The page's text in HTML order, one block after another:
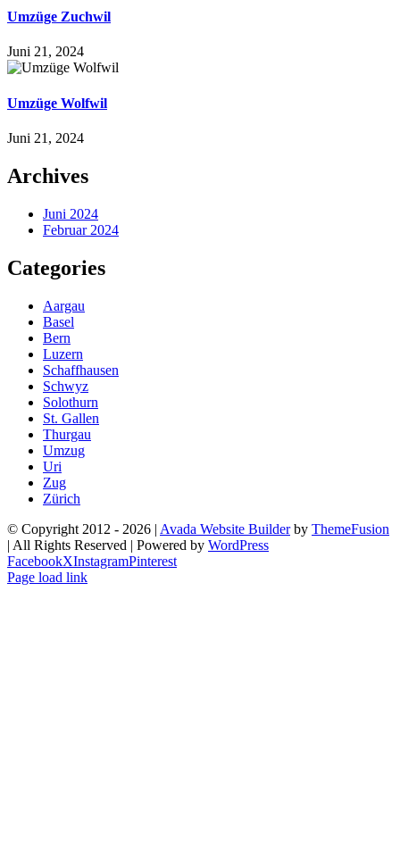
Umzüge Zuchwil
Juni 21, 2024
Umzüge Wolfwil
Juni 21, 2024
Archives
Juni 2024
Februar 2024
Categories
Aargau
Basel
Bern
Luzern
Schaffhausen
Schwyz
Solothurn
St. Gallen
Thurgau
Umzug
Uri
Zug
Zürich
© Copyright 2012 - 2026 | Avada Website Builderby ThemeFusion
| All Rights Reserved | Powered by WordPress
FacebookXInstagramPinterest
Page load link